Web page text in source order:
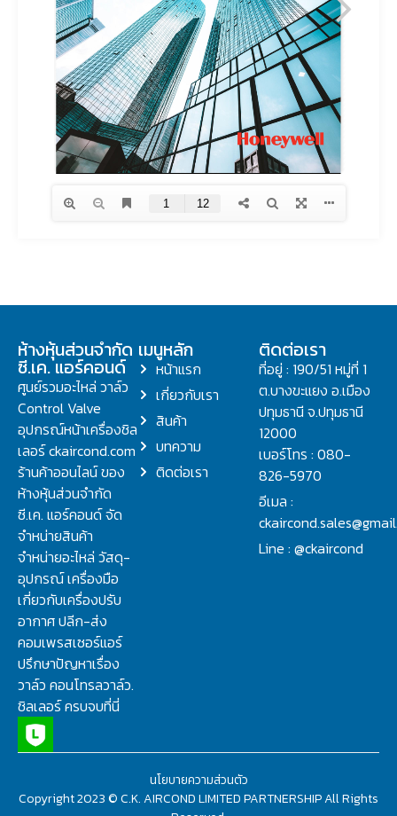
ห้างหุ้นส่วนจำกัด
ซี.เค. แอร์คอนด์
ศูนย์รวมอะไหล่ วาล์ว
Control Valve
อุปกรณ์หน้าเครื่องชิล
เลอร์ ckaircond.com
ร้านค้าออนไลน์ ของ
ห้างหุ้นส่วนจำกัด
ซี.เค. แอร์คอนด์ จัด
จำหน่ายสินค้า
จำหน่ายอะไหล่ วัสดุ-
อุปกรณ์ เครื่องมือ
เกี่ยวกับเครื่องปรับ
อากาศ ปลีก-ส่ง
คอมเพรสเซอร์แอร์
ปรึกษาปัญหาเรื่อง
วาล์ว คอนโทรลวาล์ว.
ชิลเลอร์ ครบจบที่นี่
เมนูหลัก
หน้าแรก
เกี่ยวกับเรา
สินค้า
บทความ
ติดต่อเรา
ติดต่อเรา
ที่อยู่ : 190/51 หมู่ที่ 1
ต.บางขะแยง อ.เมือง
ปทุมธานี จ.ปทุมธานี
12000
เบอร์โทร : 080-
826-5970
อีเมล :
Line : @ckaircond
Copyright 2023 © C.K. AIRCOND LIMITED PARTNERSHIP All Rights
นโยบายความส่วนตัว